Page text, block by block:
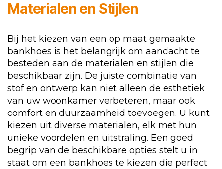
Materialen en Stijlen
Bij het kiezen van een op maat gemaakte
bankhoes is het belangrijk om aandacht te
besteden aan de materialen en stijlen die
beschikbaar zijn. De juiste combinatie van
stof en ontwerp kan niet alleen de esthetiek
van uw woonkamer verbeteren, maar ook
comfort en duurzaamheid toevoegen. U kunt
kiezen uit diverse materialen, elk met hun
unieke voordelen en uitstraling. Een goed
begrip van de beschikbare opties stelt u in
staat om een bankhoes te kiezen die perfect